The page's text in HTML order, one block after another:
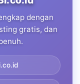
dengan
gratis, dan